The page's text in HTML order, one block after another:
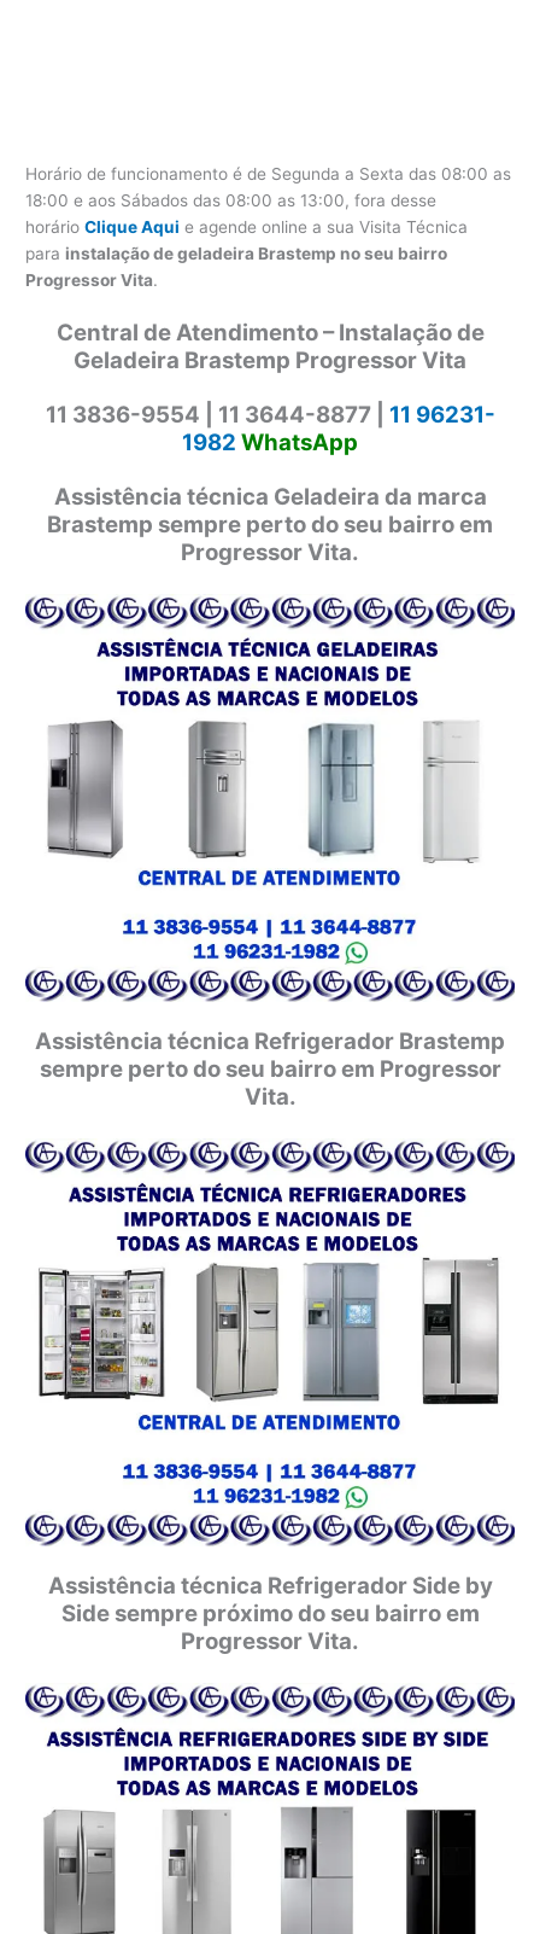
Horário de funcionamento é de Segunda a Sexta das 08:00 as
18:00 e aos Sábados das 08:00 as 13:00, fora desse
horárioClique Aqui e agende online a sua Visita Técnica
para instalação de geladeira Brastemp no seu bairro
Progressor Vita.
Central de Atendimento – Instalação de
Geladeira Brastemp Progressor Vita
11 3836-9554 | 11 3644-8877 | 11 96231-
1982 WhatsApp
Assistência técnica Geladeira da marca
Brastemp sempre perto do seu bairro em
Progressor Vita.
Assistência técnica Refrigerador Brastemp
sempre perto do seu bairro em Progressor
Vita.
Assistência técnica Refrigerador Side by
Side sempre próximo do seu bairro em
Progressor Vita.